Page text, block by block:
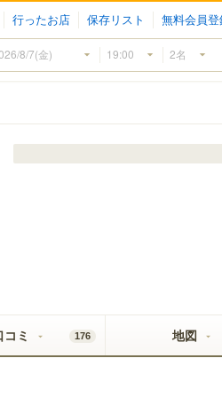
行ったお店 保存リスト 無料会員
コミ 176 地図